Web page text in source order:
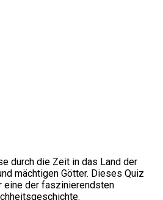
durch die Zeit in das Land der
mächtigen Götter. Dieses Quiz
eine der faszinierendsten